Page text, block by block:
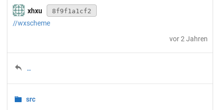
xhxu 8f9f1a1cf2
//wxscheme
vor 2 Jahren
..
src